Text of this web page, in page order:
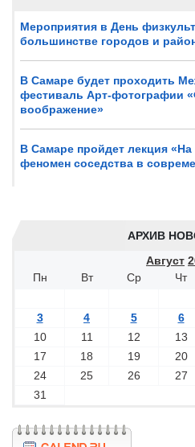
Мероприятия в День
большинстве городов и
В Самаре будет проходить
фестиваль Арт-фотографии
воображение»
В Самаре пройдет лекция
феномен соседства в
АРХИВ
Август
Пн
Вт Ср Чт
3
4 5 6
10
11 12 13
17
18 19 20
24
25 26 27
31